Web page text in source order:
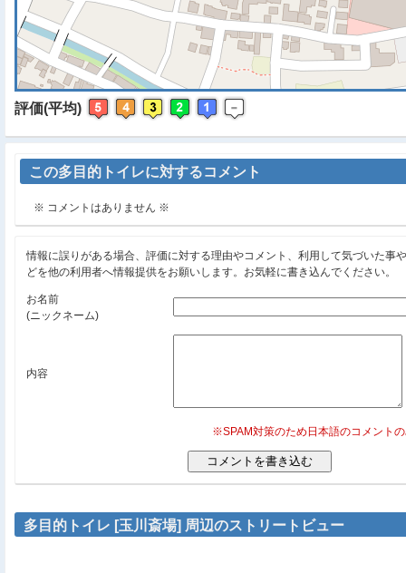
評価(平均)
この多目的トイレに対するコメント
※ コメントはありません ※
情報に誤りがある場合、評価に対する理由やコメント、利用して気づいた事
どを他の利用者へ情報提供をお願いします。お気軽に書き込んでください。
お名前
(ニックネーム)
内容
※SPAM対策のため日本語のコメント
多目的トイレ [玉川斎場] 周辺のストリートビュー